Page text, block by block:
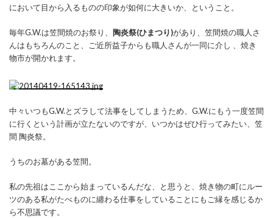
において目から入るものの印象が如何に大きいか、ということ。
毎年G.W.は笠間焼のお祭り、 陶炎祭(ひまつり)があり、笠間焼の職人さ
んはもちろんのこと、ご近所益子からも職人さんが一同に介し 、焼き
物市が開かれます。
中々いつもG.W.とズラして法事をしてしまうため、G.W.にもう一度笠間
に行くという計画が立たないのですが、いつかはぜひ行ってみたい、笠
間 陶炎祭。
うちのお墓がある笠間。
私の先祖はここから始まっているんだな、と思うと、焼き物の町にルー
ツのある私がたべものに纏わる仕事をしていることにもご縁を感じるか
ら不思議です。